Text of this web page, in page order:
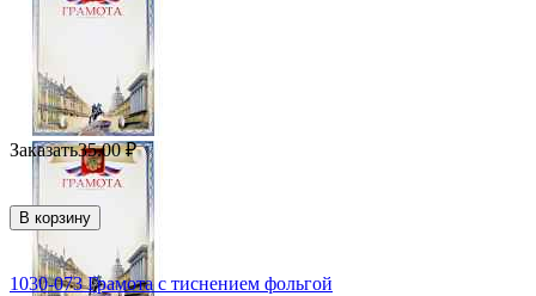
Заказать35.00 ₽
В корзину
1030-073 Грамота с тиснением фольгой